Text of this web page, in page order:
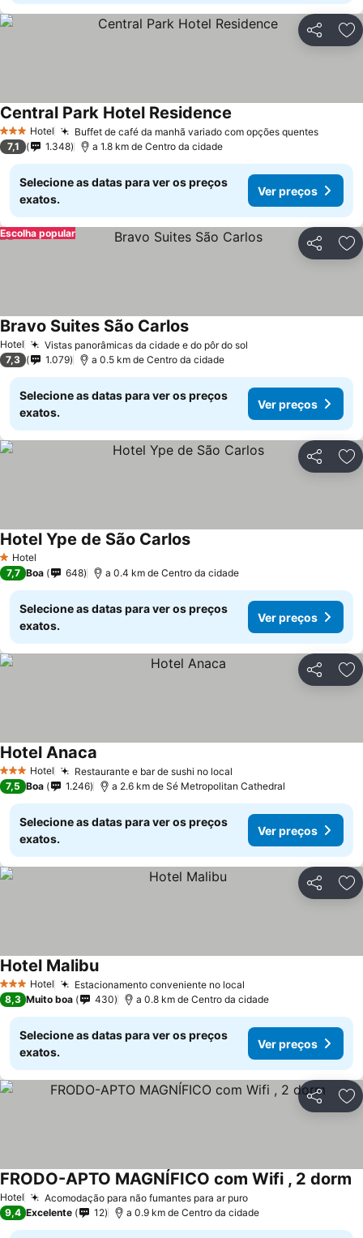
Partilhar
3 EstrelasHotel Buffet de café da manhã variado com opções quentes
Central Park Hotel Residence
7,1 1.348 a 1.8 km de Centro da cidade
Selecione as datas para ver os preços
exatos.
Ver preços
Partilhar
Escolha popular
Hotel Vistas panorâmicas da cidade e do pôr do sol
Bravo Suites São Carlos
7,3 1.079 a 0.5 km de Centro da cidade
Selecione as datas para ver os preços
exatos.
Ver preços
Partilhar
1 Estrelas
Hotel
Hotel Ype de São Carlos
7,7 Boa 648 a 0.4 km de Centro da cidade
Selecione as datas para ver os preços
exatos.
Ver preços
Partilhar
3 EstrelasHotel Restaurante e bar de sushi no local
Hotel Anaca
7,5 Boa 1.246 a 2.6 km de Sé Metropolitan Cathedral
Selecione as datas para ver os preços
exatos.
Ver preços
Partilhar
3 EstrelasHotel Estacionamento conveniente no local
Hotel Malibu
8,3 Muito boa 430 a 0.8 km de Centro da cidade
Selecione as datas para ver os preços
exatos.
Ver preços
Partilhar
Hotel Acomodação para não fumantes para ar puro
FRODO-APTO MAGNÍFICO com Wifi , 2 dorm
9,4 Excelente 12 a 0.9 km de Centro da cidade